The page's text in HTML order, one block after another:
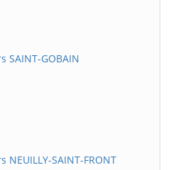
SAINT-GOBAIN
SAINT-FRONT